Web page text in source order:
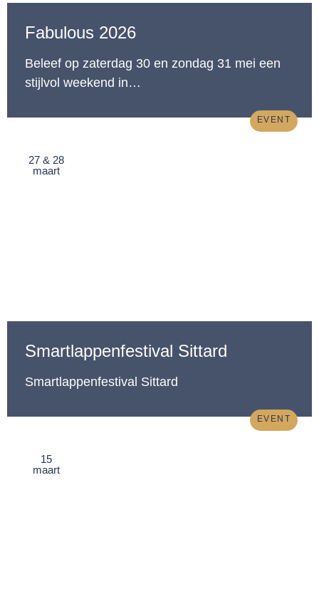
Fabulous 2026
Beleef op zaterdag 30 en zondag 31 mei een
stijlvol weekend in…
EVENT
27 & 28
maart
Smartlappenfestival Sittard
Smartlappenfestival Sittard
EVENT
15
maart